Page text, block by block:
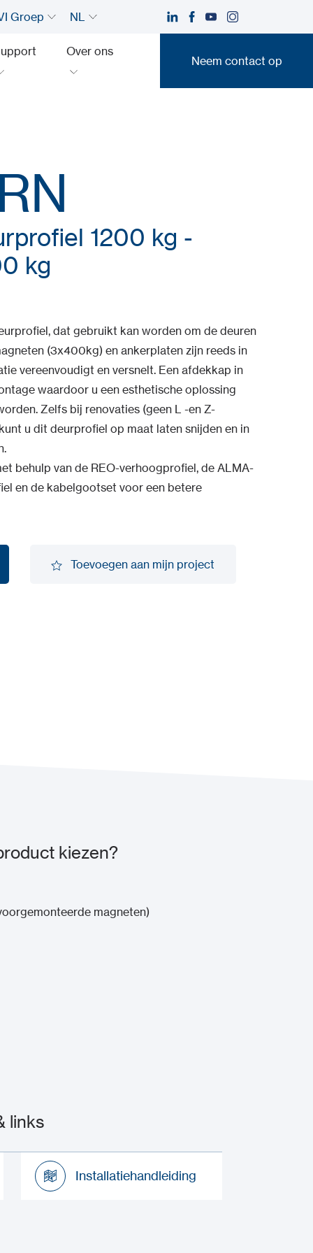
Groep NL
Over ons
Neem contact op
1200 kg -
kg
dat gebruikt kan worden om de deuren
(3x400kg) en ankerplaten zijn reeds in
vereenvoudigt en versnelt. Een afdekkap in
waardoor u een esthetische oplossing
Zelfs bij renovaties (geen L -en Z-
u dit deurprofiel op maat laten snijden en in
behulp van de REO-verhoogprofiel, de ALMA-
en de kabelgootset voor een betere
Toevoegen aan mijn project
kiezen?
magneten)
links
Installatiehandleiding